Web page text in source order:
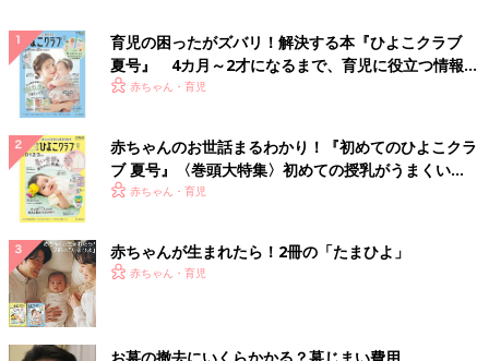
育児の困ったがズバリ！解決する本『ひよこクラブ
夏号』 4カ月～2才になるまで、育児に役立つ情報が
いっぱい！
赤ちゃん・育児
赤ちゃんのお世話まるわかり！『初めてのひよこクラ
ブ 夏号』〈巻頭大特集〉初めての授乳がうまくい
く！ おっぱい・ミルクの基本と夏のトラブル 解決テ
赤ちゃん・育児
赤ちゃんが生まれたら！2冊の「たまひよ」
赤ちゃん・育児
お墓の撤去にいくらかかる？墓じまい費用